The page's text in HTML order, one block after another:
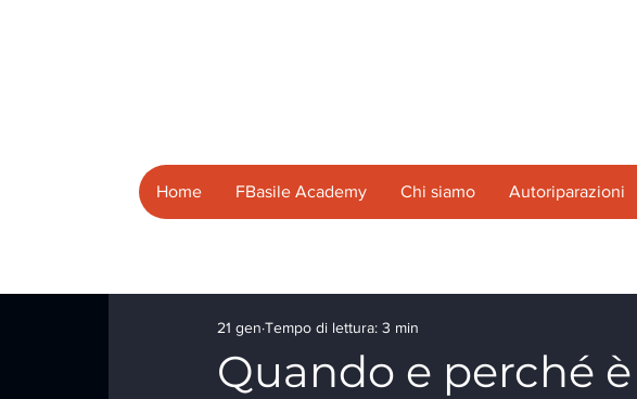
Home FBasile Academy Chi siamo Autoriparazioni
Quando e perché
21 gen Tempo di lettura: 3 min